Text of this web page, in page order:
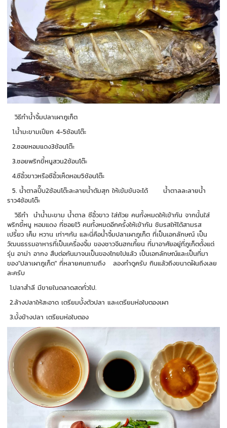
วิธีทำน้ำจิ้มปลาเผาภูเก็ต
1.น้ำมะขามเปียก 4-5ช้อนโต๊ะ
2.ซอยหอมแดง3ช้อนโต๊ะ
3.ซอยพริกขี้หนูสวน2ช้อนโต๊ะ
4.ซีอิ้วขาวหรือซีอิ้วเห็ดหอม5ช้อนโต๊ะ
5. น้ำตาลปี๊บ2ช้อนโต๊ะละลายน้ำตัมสุก ให้เข้มข้นจะได้ น้ำตาลละลายน้ำ
ราว4ช้อนโต๊ะ
วิธีทำ นำน้ำมะขาม น้ำตาล ซีอิ้วขาว ใส่ถ้วย คนทั้งหมดให้เข้ากัน จากนั้นใส่
พริกขี้หนู หอมแดง ที่ซอยไว้ คนทั้งหมดอีกครั้งให้เข้ากัน ชิมรสให้ได้สามรส
เปรี้ยว เค็ม หวาน เท่าๆกัน และนี่คือน้ำจิ้มปลาเผาภูเก็ต ที่เป็นเอกลักษณ์ เป็น
วัฒนธรรมอาหารที่เป็นเครื่องจิ้ม ของชาวจีนฮกเกี้ยน ที่มาอาศัยอยู่ที่ภูเก็ตตั้งแต่
รุ่น อาม่า อากง สืบต่อกันมาจนเป็นของไทยไปแล้ว เป็นเอกลักษณ์และเป็นที่มา
ของ"ปลาเผาภูเก็ต" ที่หลายคนถามถึง ลองทำดูครับ กินแล้วถึงขนาดฝันถึงเลย
ละครับ
1.ปลาสำลี มีขายในตลาดสดทั่วไป.
2.ล้างปลาให้สะอาด เตรียมบั้งตัวปลา และเตรียมห่อใบตองเผา
3.บั้งข้างปลา เตรียมห่อใบตอง